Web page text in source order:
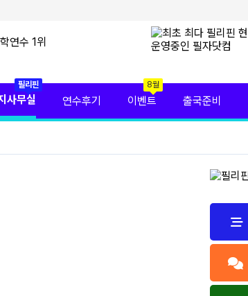
필리핀
사무실 연수후기
8월
이벤트 출국준비